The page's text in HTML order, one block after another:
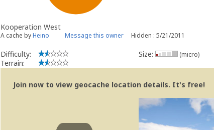
Kooperation West
A cache byHeino Message this owner Hidden : 5/21/2011
Difficulty:
Terrain:
Size: (micro)
Join now to view geocache location details. It's free!